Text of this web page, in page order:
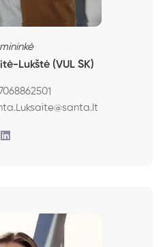
Lukštė (VUL SK)